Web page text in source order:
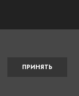
ПРИНЯТЬ